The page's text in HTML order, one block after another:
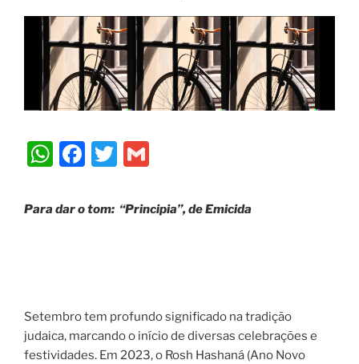
W
at
p
F
c
o
k
T
itt ai
Para dar o tom: “Principia”, de Emicida
Setembro tem profundo significado na tradição
judaica, marcando o início de diversas celebrações e
festividades. Em 2023, o Rosh Hashaná (Ano Novo